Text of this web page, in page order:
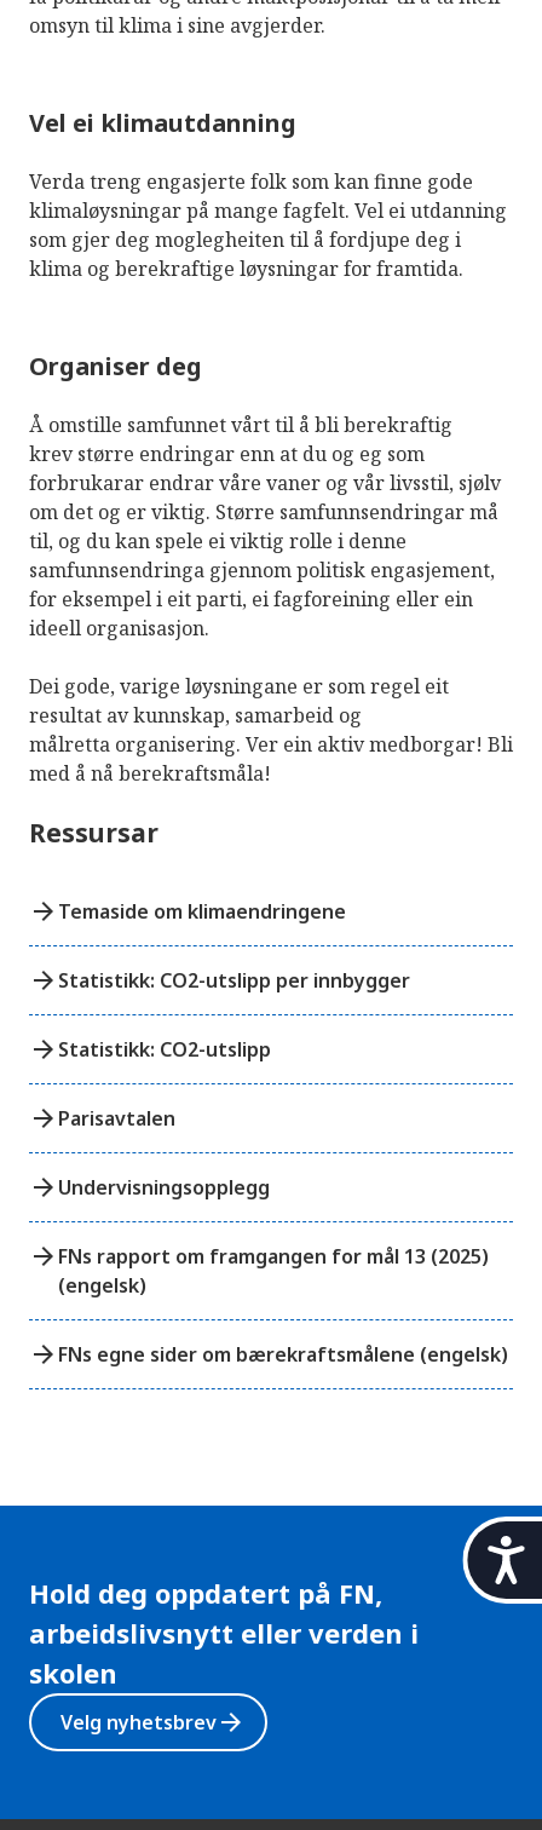
t
l
i
omsyn til klima i sine avgjerder.
Vel ei klimautdanning
Verda treng engasjerte folk som kan finne gode
klimaløysningar på mange fagfelt. Vel ei utdanning
som gjer deg moglegheiten til å fordjupe deg i
klima og berekraftige løysningar for framtida.
Organiser deg
Å omstille samfunnet vårt til å bli berekraftig
krev større endringar enn at du og eg som
forbrukarar endrar våre vaner og vår livsstil, sjølv
om det og er viktig. Større samfunnsendringar må
til, og du kan spele ei viktig rolle i denne
samfunnsendringa gjennom politisk engasjement,
for eksempel i eit parti, ei fagforeining eller ein
ideell organisasjon.
Dei gode, varige løysningane er som regel eit
resultat av kunnskap, samarbeid og
målretta organisering. Ver ein aktiv medborgar! Bli
med å nå berekraftsmåla!
Ressursar
arrow_forward Temaside om klimaendringene
arrow_forward Statistikk: CO2-utslipp per innbygger
arrow_forward Statistikk: CO2-utslipp
arrow_forward Parisavtalen
arrow_forward Undervisningsopplegg
arrow_forward FNs rapport om framgangen for mål 13 (2025)
(engelsk)
arrow_forward FNs egne sider om bærekraftsmålene (engelsk)
Hold deg oppdatert på FN,
arbeidslivsnytt eller verden i
skolen
Velg nyhetsbrevarrow_forward